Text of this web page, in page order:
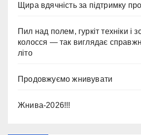
Щира вдячність за підтримку
Пил над полем, гуркіт техніки і
колосся — так виглядає
літо
Продовжуємо жнивувати
Жнива-2026!!!